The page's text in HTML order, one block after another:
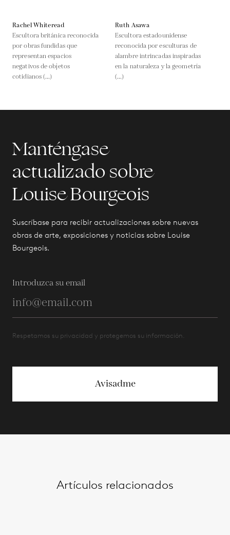
Rachel Whiteread
Escultora británica reconocida
por obras fundidas que
representan espacios
negativos de objetos
cotidianos (...)
Ruth Asawa
Escultora estadounidense
reconocida por esculturas de
alambre intrincadas inspiradas
en la naturaleza y la geometría
(...)
Manténgase
actualizado sobre
Louise Bourgeois
Suscríbase para recibir actualizaciones sobre nuevas
obras de arte, exposiciones y noticias sobre Louise
Bourgeois.
Introduzca su email
Respetamos su privacidad y protegemos su información.
Avisadme
Artículos relacionados